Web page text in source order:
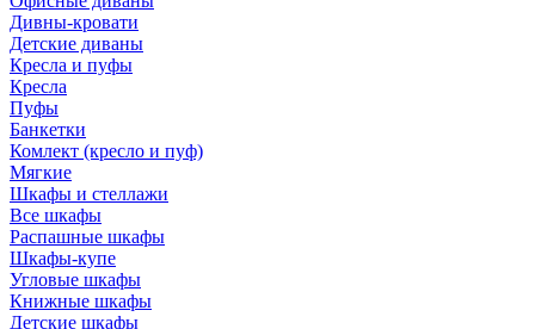
Дивны-кровати
Детские диваны
Кресла и пуфы
Кресла
Пуфы
Банкетки
Комлект (кресло и пуф)
Мягкие
Шкафы и стеллажи
Все шкафы
Распашные шкафы
Шкафы-купе
Угловые шкафы
Книжные шкафы
Детские шкафы